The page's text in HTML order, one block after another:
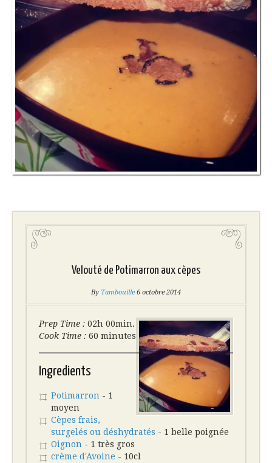
Velouté de Potimarron aux cèpes
By Tambouille 6 octobre 2014
Prep Time : 02h 00min.
Cook Time : 60 minutes
Ingredients
Potimarron - 1
moyen
Cèpes frais,
surgelés ou déshydratés - 1 belle poignée
Oignon - 1 très gros
crème d'Avoine - 10cl